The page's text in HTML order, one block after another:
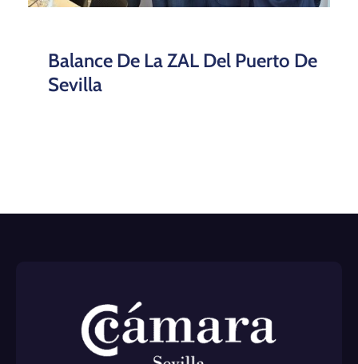
Balance De La ZAL Del Puerto De
Sevilla